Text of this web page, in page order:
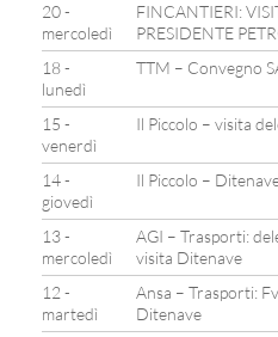
20 -
mercoledì
FINCANTIERI:
PRESIDENTE
18 -
lunedì
TTM – Convegno
15 -
venerdì
Il Piccolo – visita
14 -
giovedì
Il Piccolo –
13 -
mercoledì
AGI – Trasporti:
visita Ditenave
12 -
martedì
Ansa – Trasporti:
Ditenave